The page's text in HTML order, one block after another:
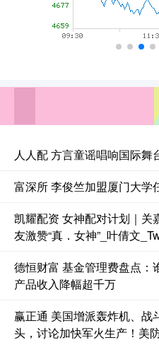
人人配 方言童谣唱响国际
富深所 李俊竺加盟厦门大学
凯耀配资 女神配对计划｜关
友激赞“真．女神”_叶倩文
德恒财富 基金管理费盘点：
产品收入降幅超千万
赢正通 美国增派轰炸机、战
头，讨论加快军火生产！美